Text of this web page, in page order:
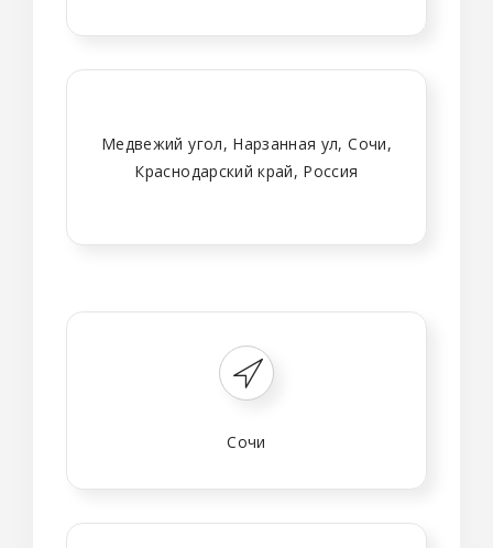
Медвежий угол, Нарзанная ул, Сочи,
Краснодарский край, Россия
Сочи